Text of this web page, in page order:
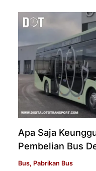
Apa Saja
Pembelian Bus
Bus, Pabrikan Bus